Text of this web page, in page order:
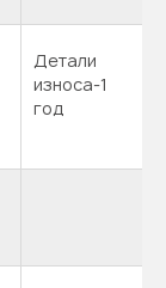
Детали
износа-1
год